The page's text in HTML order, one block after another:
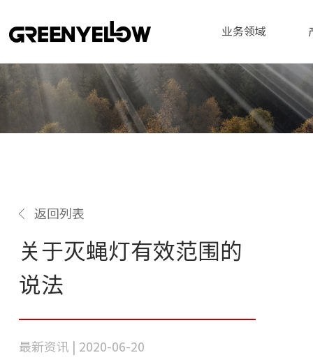
业务领域
返回列表
关于灭蝇灯有效范围的
说法
最新资讯 | 2020-06-20